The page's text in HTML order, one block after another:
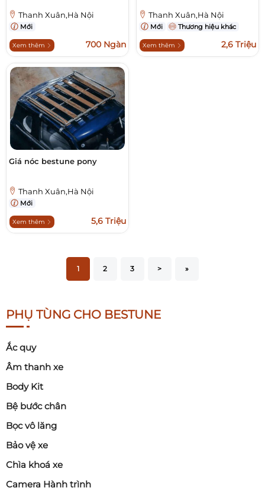
Thanh Xuân,Hà Nội
Mới
Xem thêm 700 Ngàn
Thanh Xuân,Hà Nội
Mới Thương hiệu khác
Xem thêm 2,6 Triệu
Giá nóc bestune pony
Thanh Xuân,Hà Nội
Mới
Xem thêm 5,6 Triệu
1 2 3 > »
PHỤ TÙNG CHO BESTUNE
Ắc quy
Âm thanh xe
Body Kit
Bệ bước chân
Bọc vô lăng
Bảo vệ xe
Chìa khoá xe
Camera Hành trình